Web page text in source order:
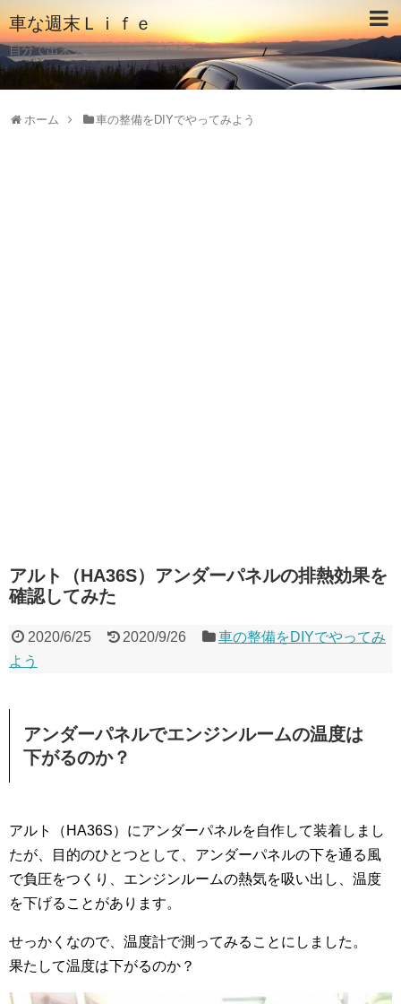
車な週末Ｌｉｆｅ
自分で出来ることはやってみよう♪
ホーム 車の整備をDIYでやってみよう
アルト（HA36S）アンダーパネルの排熱効果を
確認してみた
2020/6/25 2020/9/26
車の整備をDIYでやってみ
よう
アンダーパネルでエンジンルームの温度は
下がるのか？
アルト（HA36S）にアンダーパネルを自作して装着しまし
たが、目的のひとつとして、アンダーパネルの下を通る風
で負圧をつくり、エンジンルームの熱気を吸い出し、温度
を下げることがあります。
せっかくなので、温度計で測ってみることにしました。
果たして温度は下がるのか？